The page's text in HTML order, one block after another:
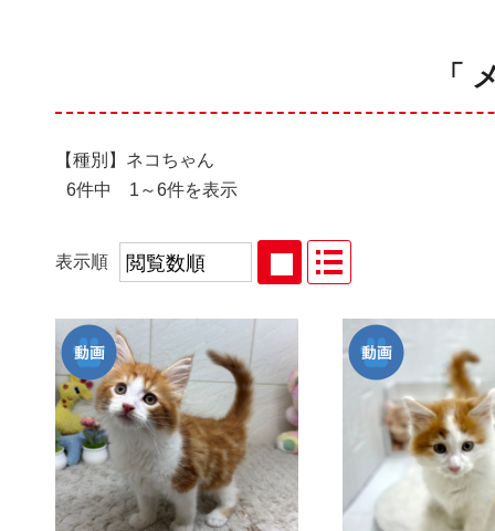
「
【種別】ネコちゃん
6件中 1～6件を表示
表示順